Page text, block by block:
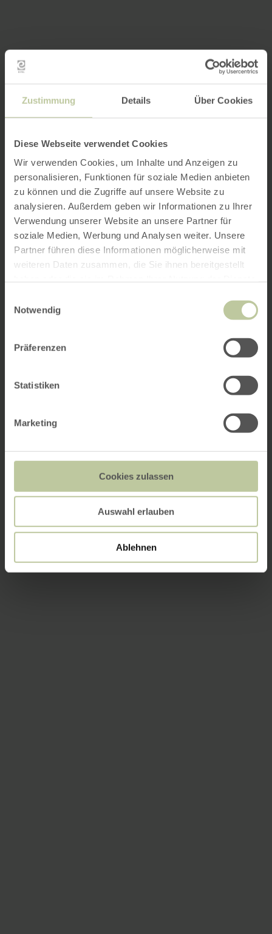
Zustimmung Details Über Cookies
Diese Webseite verwendet Cookies
Wir verwenden Cookies, um Inhalte und Anzeigen zu
personalisieren, Funktionen für soziale Medien anbieten
zu können und die Zugriffe auf unsere Website zu
analysieren. Außerdem geben wir Informationen zu Ihrer
Verwendung unserer Website an unsere Partner für
soziale Medien, Werbung und Analysen weiter. Unsere
Partner führen diese Informationen möglicherweise mit
weiteren Daten zusammen, die Sie ihnen bereitgestellt
Notwendig
Präferenzen
Statistiken
Marketing
Cookies zulassen
Auswahl erlauben
Ablehnen